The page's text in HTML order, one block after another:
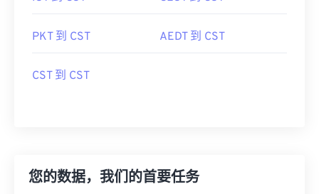
PKT 到 CST AEDT 到 CST
CST 到 CST
您的数据，我们的首要任务